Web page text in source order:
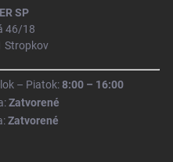
SP
46/18
Stropkov
– Piatok:8:00 – 16:00
Zatvorené
Zatvorené